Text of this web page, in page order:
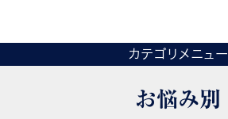
カテゴリメニュー
お悩み別